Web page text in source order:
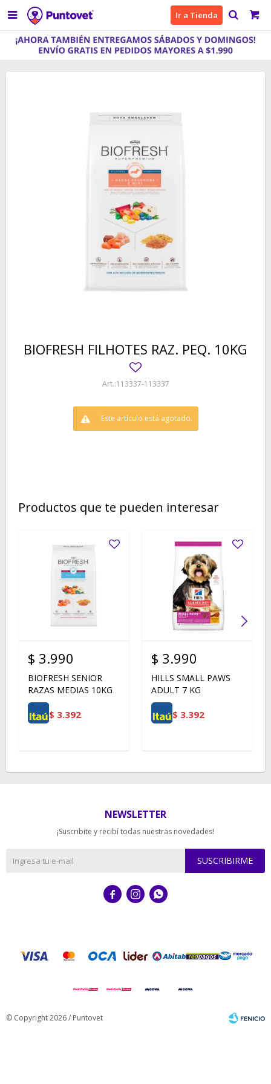
 Ir a Tienda
BIOFRESH FILHOTES RAZ. PEQ. 10KG
113337-113337
Este artículo está agotado.
Productos que te pueden interesar
$ 3.990
BIOFRESH SENIOR
RAZAS MEDIAS 10KG
$ 3.392
$ 3.990
HILLS SMALL PAWS
ADULT 7 KG
$ 3.392
NEWSLETTER
¡Suscribite y recibí todas nuestras novedades!
SUSCRIBIRME
  
© Copyright 2026 / Puntovet